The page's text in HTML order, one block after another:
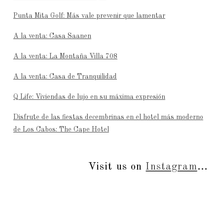
Punta Mita Golf: Más vale prevenir que lamentar
A la venta: Casa Saanen
A la venta: La Montaña Villa 708
A la venta: Casa de Tranquilidad
Q Life: Viviendas de lujo en su máxima expresión
Disfrute de las fiestas decembrinas en el hotel más moderno
de Los Cabos: The Cape Hotel
Visit us on Instagram...